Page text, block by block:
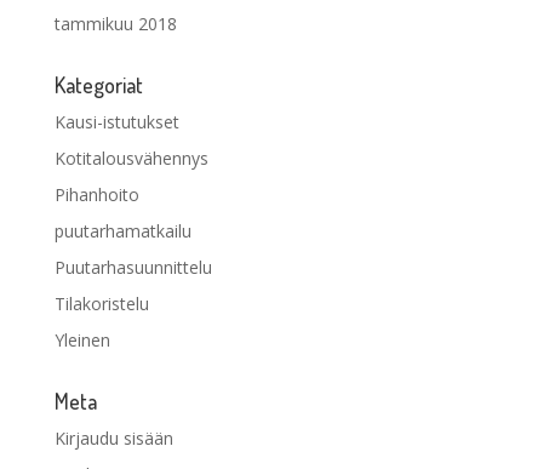
tammikuu 2018
Kategoriat
Kausi-istutukset
Kotitalousvähennys
Pihanhoito
puutarhamatkailu
Puutarhasuunnittelu
Tilakoristelu
Yleinen
Meta
Kirjaudu sisään